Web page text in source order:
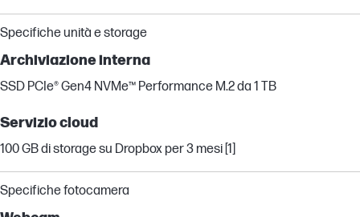
Specifiche unità e storage
Archiviazione interna
SSD PCIe® Gen4 NVMe™ Performance M.2 da 1 TB
Servizio cloud
100 GB di storage su Dropbox per 3 mesi [1]
Specifiche fotocamera